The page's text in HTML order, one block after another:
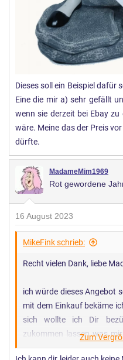
Dieses soll ein Beispiel dafür
Eine die mir a) sehr gefällt
wenn sie derzeit bei Ebay
wäre. Meine das der Preis
dürfte.
MadameMim1969
Rot gewordene
16 August 2023
MikeFink schrieb:
Recht vielen Dank, liebe
ich würde dieses Angebot
mit dem Einkauf bekäme
sich wollte ich Dir
zukommen lassen was
scheint er Deinen Namen
Zum